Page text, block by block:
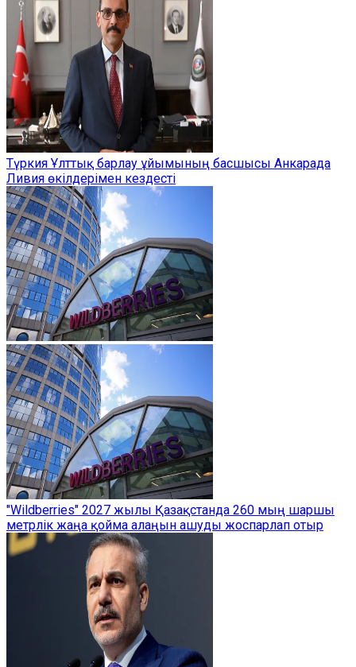
Түркия Ұлттық барлау ұйымының басшысы Анкарада
Ливия өкілдерімен кездесті
"Wildberries" 2027 жылы Қазақстанда 260 мың шаршы
метрлік жаңа қойма алаңын ашуды жоспарлап отыр